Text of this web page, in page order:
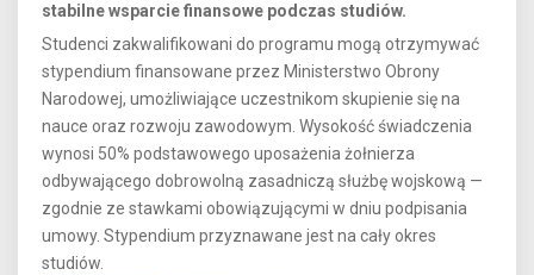
stabilne wsparcie finansowe podczas studiów.
Studenci zakwalifikowani do programu mogą otrzymywać
stypendium finansowane przez Ministerstwo Obrony
Narodowej, umożliwiające uczestnikom skupienie się na
nauce oraz rozwoju zawodowym. Wysokość świadczenia
wynosi 50% podstawowego uposażenia żołnierza
odbywającego dobrowolną zasadniczą służbę wojskową —
zgodnie ze stawkami obowiązującymi w dniu podpisania
umowy. Stypendium przyznawane jest na cały okres
studiów.